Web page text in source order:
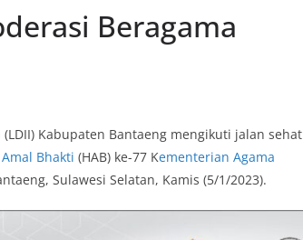
Beragama
(LDII) Kabupaten Bantaeng mengikuti jalan sehat
Bhakti (HAB) ke-77 Kementerian Agama
Sulawesi Selatan, Kamis (5/1/2023).